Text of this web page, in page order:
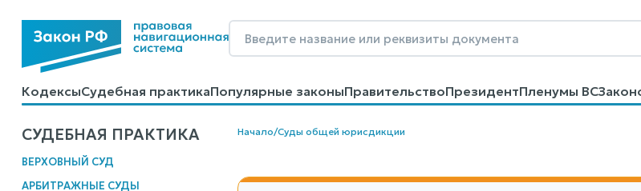
КодексыСудебная практикаПопулярные законыПравительствоПрезидентПленумы ВС
КалькуляторыСправочные материалыОбразцы договоровКонтактыПомощьПоиск
СУДЕБНАЯ ПРАКТИКА
ВЕРХОВНЫЙ СУД
АРБИТРАЖНЫЕ СУДЫ
Начало/Суды общей юрисдикции